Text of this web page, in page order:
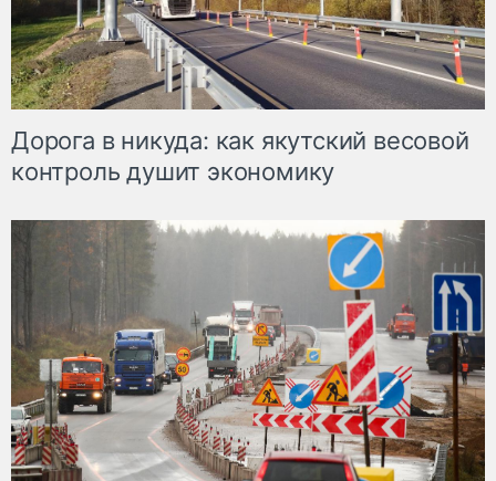
Дорога в никуда: как якутский весовой
контроль душит экономику